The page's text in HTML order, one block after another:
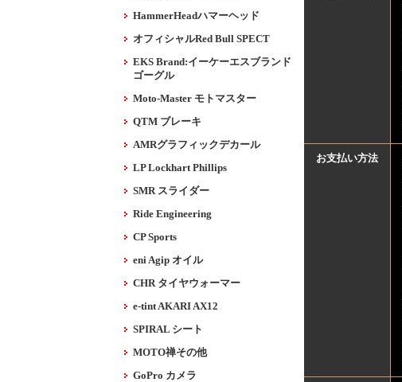
HammerHeadハマーヘッド
オフィシャルRed Bull SPECT
EKS Brand:イーケーエスブランド
ゴーグル
Moto-Master モトマスター
QTM ブレーキ
AMRグラフィックデカール
LP Lockhart Phillips
SMR スライダー
Ride Engineering
CP Sports
eni Agip オイル
CHR タイヤウォーマー
e-tint AKARI AX12
SPIRAL シート
MOTO禅その他
GoPro カメラ
お支払い方法